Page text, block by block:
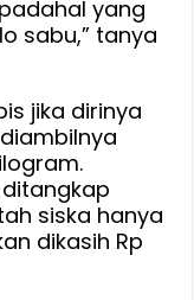
yang
sabu,” tanya
jika dirinya
siska hanya
dikasih Rp